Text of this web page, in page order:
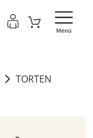
TORTEN